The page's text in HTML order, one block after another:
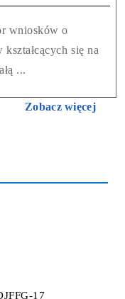
wniosków o
się na
...
Zobacz więcej
17